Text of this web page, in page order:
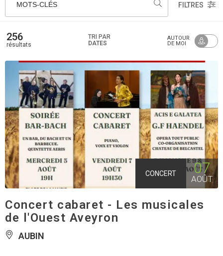
MOTS-CLÉS FILTRES
256
résultats
TRI PAR
DATES
AUTOUR
DE MOI
CONCERT 07
AOÛT
Concert cabaret - Les musicales
de l'Ouest Aveyron
AUBIN